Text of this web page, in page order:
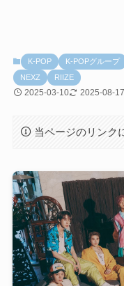
K-POP K-POPグループ
NEXZ
RIIZE
2025-03-10 2025-08-17
当ページのリンク